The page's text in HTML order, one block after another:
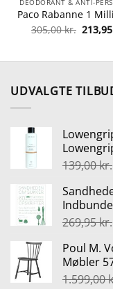
DEODORANT & ANTI-
305,00kr. Den
213,95
UDVALGTE
139,00kr.
269,95kr.
Poul M.
Møbler
1.599,00